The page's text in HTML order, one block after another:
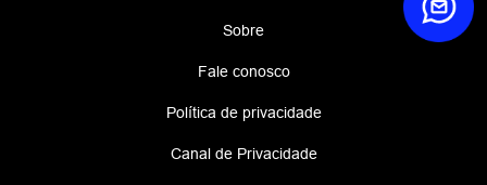
Sobre
Fale conosco
Política de privacidade
Canal de Privacidade